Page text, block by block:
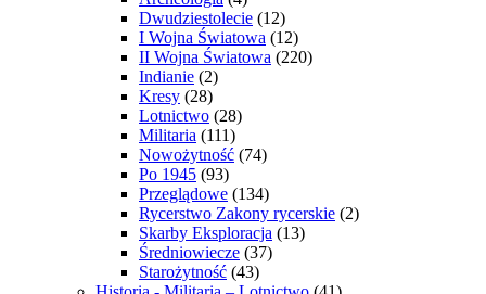
Dwudziestolecie (12)
I Wojna Światowa (12)
II Wojna Światowa (220)
Indianie (2)
Kresy (28)
Lotnictwo (28)
Militaria (111)
Nowożytność (74)
Po 1945 (93)
Przeglądowe (134)
Rycerstwo Zakony rycerskie (2)
Skarby Eksploracja (13)
Średniowiecze (37)
Starożytność (43)